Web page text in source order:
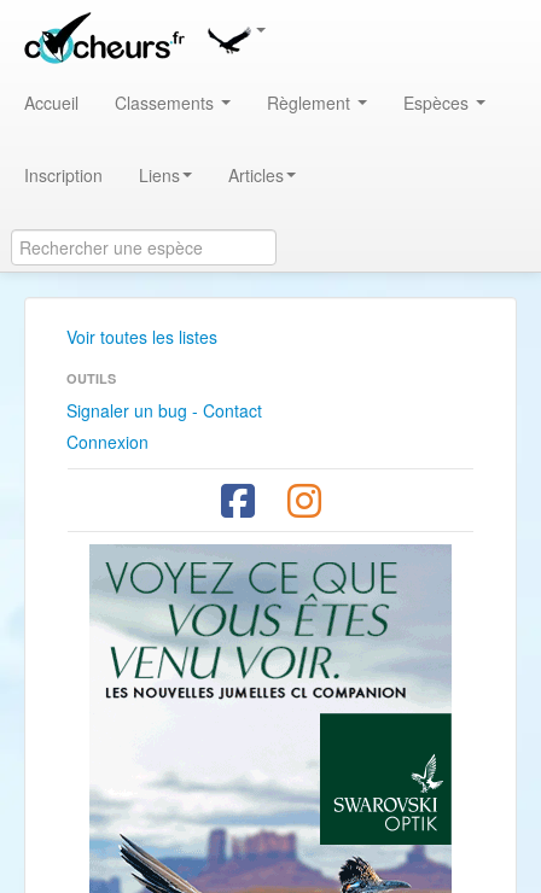
Accueil Classements Règlement Espèces
Inscription Liens Articles
Voir toutes les listes
OUTILS
Signaler un bug - Contact
Connexion